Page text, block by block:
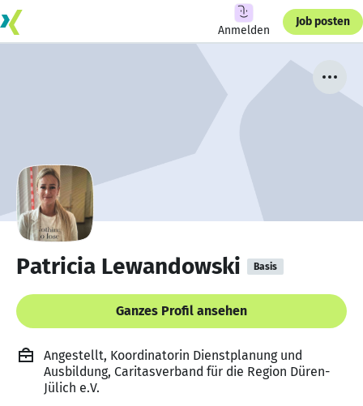
Anmelden
Job posten
Patricia Lewandowski Basis
Ganzes Profil ansehen
Angestellt, Koordinatorin Dienstplanung und
Ausbildung, Caritasverband für die Region Düren-
Jülich e.V.